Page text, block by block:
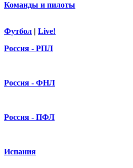
Команды и пилоты
Футбол | Live!
Россия - РПЛ
Россия - ФНЛ
Россия - ПФЛ
Испания